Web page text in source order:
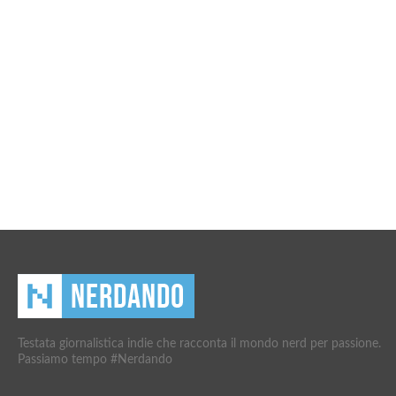
Testata giornalistica indie che racconta il mondo nerd per passione.
Passiamo tempo #Nerdando